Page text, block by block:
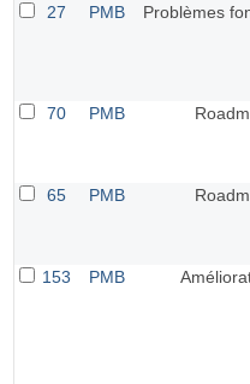
27
PMB Problèmes
70
PMB
65
PMB
153
PMB